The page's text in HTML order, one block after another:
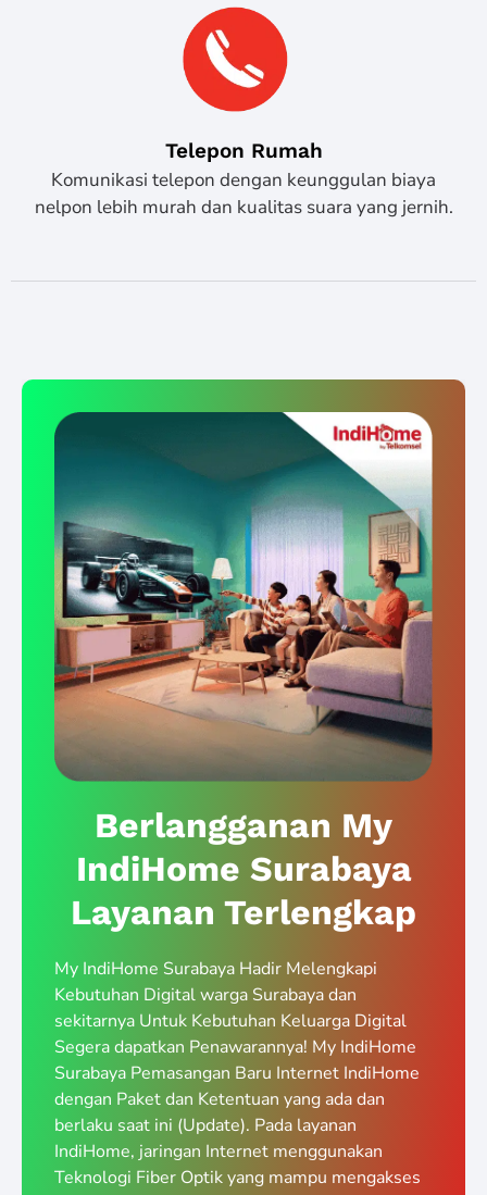
Telepon Rumah
Komunikasi telepon dengan keunggulan biaya
nelpon lebih murah dan kualitas suara yang jernih.
Berlangganan My
IndiHome Surabaya
Layanan Terlengkap
My IndiHome Surabaya Hadir Melengkapi
Kebutuhan Digital warga Surabaya dan
sekitarnya Untuk Kebutuhan Keluarga Digital
Segera dapatkan Penawarannya! My IndiHome
Surabaya Pemasangan Baru Internet IndiHome
dengan Paket dan Ketentuan yang ada dan
berlaku saat ini (Update). Pada layanan
IndiHome, jaringan Internet menggunakan
Teknologi Fiber Optik yang mampu mengakses